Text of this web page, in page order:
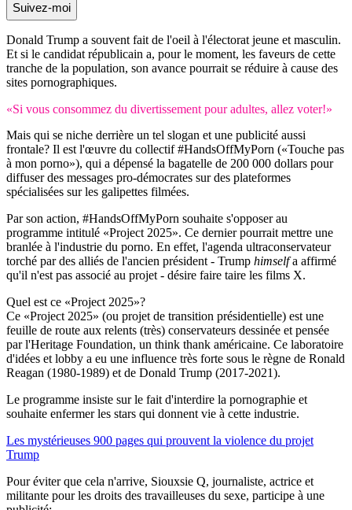
Suivez-moi
Donald Trump a souvent fait de l'oeil à l'électorat jeune et masculin.
Et si le candidat républicain a, pour le moment, les faveurs de cette
tranche de la population, son avance pourrait se réduire à cause des
sites pornographiques.
«Si vous consommez du divertissement pour adultes, allez voter!»
Mais qui se niche derrière un tel slogan et une publicité aussi
frontale? Il est l'œuvre du collectif #HandsOffMyPorn («Touche pas
à mon porno»), qui a dépensé la bagatelle de 200 000 dollars pour
diffuser des messages pro-démocrates sur des plateformes
spécialisées sur les galipettes filmées.
Par son action, #HandsOffMyPorn souhaite s'opposer au
programme intitulé «Project 2025». Ce dernier pourrait mettre une
branlée à l'industrie du porno. En effet, l'agenda ultraconservateur
torché par des alliés de l'ancien président - Trump himselfa affirmé
qu'il n'est pas associé au projet - désire faire taire les films X.
Quel est ce «Project 2025»?
Ce «Project 2025» (ou projet de transition présidentielle) est une
feuille de route aux relents (très) conservateurs dessinée et pensée
par l'Heritage Foundation, un think thank américaine. Ce laboratoire
d'idées et lobby a eu une influence très forte sous le règne de Ronald
Reagan (1980-1989) et de Donald Trump (2017-2021).
Le programme insiste sur le fait d'interdire la pornographie et
souhaite enfermer les stars qui donnent vie à cette industrie.
Les mystérieuses 900 pages qui prouvent la violence du projet
Trump
Pour éviter que cela n'arrive, Siouxsie Q, journaliste, actrice et
militante pour les droits des travailleuses du sexe, participe à une